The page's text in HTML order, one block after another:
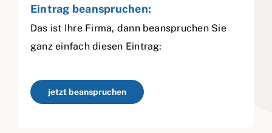
Eintrag beanspruchen:
Das ist Ihre Firma, dann beanspruchen Sie
ganz einfach diesen Eintrag:
jetzt beanspruchen